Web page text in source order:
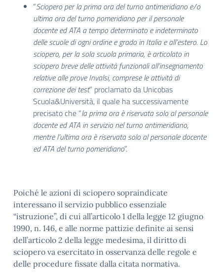
“Sciopero per la prima ora del turno antimeridiano e/o
ultima ora del turno pomeridiano per il personale
docente ed ATA a tempo determinato e indeterminato
delle scuole di ogni ordine e grado in Italia e all’estero. Lo
sciopero, per la sola scuola primaria, è articolato in
sciopero breve delle attività funzionali all’insegnamento
relative alle prove Invalsi, comprese le attività di
correzione dei test” proclamato da Unicobas
Scuola&Università, il quale ha successivamente
precisato che “la prima ora è riservata solo al personale
docente ed ATA in servizio nel turno antimeridiano,
mentre l’ultima ora è riservata solo al personale docente
ed ATA del turno pomeridiano”.
Poiché le azioni di sciopero sopraindicate
interessano il servizio pubblico essenziale
“istruzione”, di cui all’articolo 1 della legge 12 giugno
1990, n. 146, e alle norme pattizie definite ai sensi
dell’articolo 2 della legge medesima, il diritto di
sciopero va esercitato in osservanza delle regole e
delle procedure fissate dalla citata normativa.